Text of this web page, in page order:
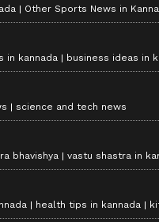
Other Sports News in
in kannada business ideas in
science and tech news
bhavishya vastu shastra in
health tips in kannada